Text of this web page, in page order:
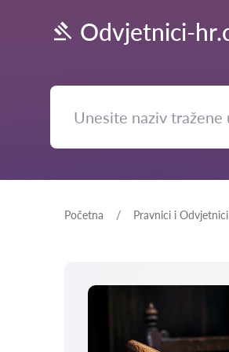
Odvjetnici-
Početna Pravnici i Odvjetnici